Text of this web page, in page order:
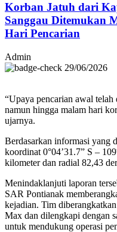
Korban Jatuh dari
Sanggau Ditemukan
Hari Pencarian
Admin
29/06/2026
“Upaya pencarian awal telah
namun hingga malam hari
ujarnya.
Berdasarkan informasi yang
koordinat 0°04’31.7” S –
kilometer dan radial 82,43
Menindaklanjuti laporan
SAR Pontianak
kejadian. Tim
Max dan dilengkapi dengan
untuk mendukung operasi